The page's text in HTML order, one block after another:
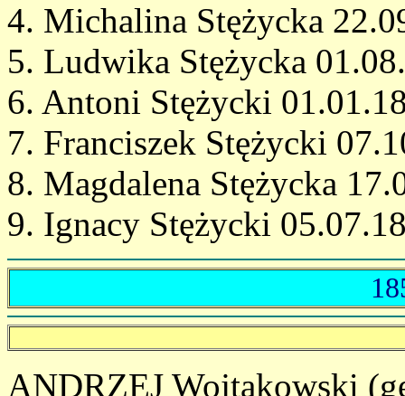
4. Michalina Stężycka
5. Ludwika Stężycka
6. Antoni Stężycki
7. Franciszek Stężycki
8. Magdalena Stężycka
9. Ignacy Stężycki
ANDRZEJ Wojtakowski